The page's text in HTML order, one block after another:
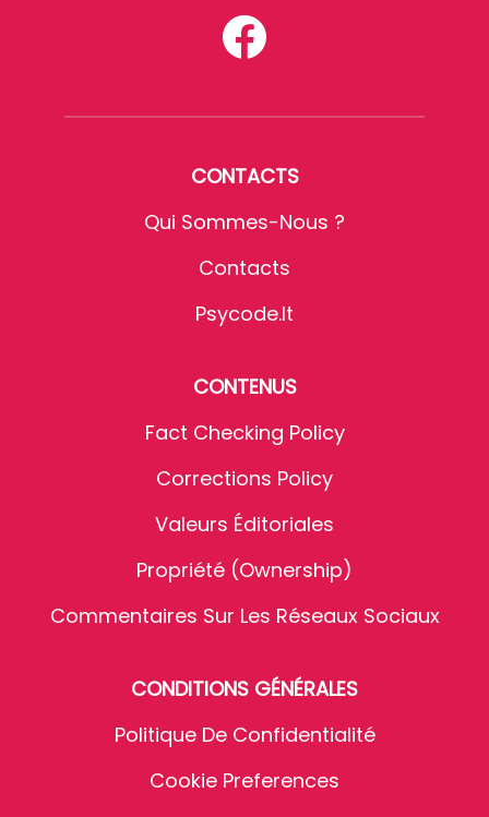
CONTACTS
Qui Sommes-Nous ?
Contacts
Psycode.it
CONTENUS
Fact Checking Policy
Corrections Policy
Valeurs Éditoriales
Propriété (Ownership)
Commentaires Sur Les Réseaux Sociaux
CONDITIONS GÉNÉRALES
Politique De Confidentialité
Cookie Preferences